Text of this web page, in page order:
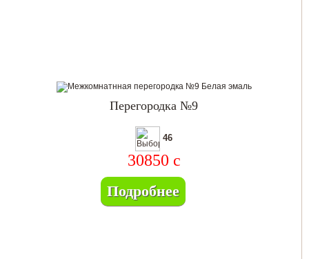
Перегородка №9
46
30850 c
Подробнее